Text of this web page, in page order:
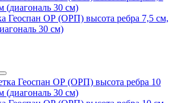
Геоспан ОР (ОРП) высота ребра 7,5 см,
30 см)